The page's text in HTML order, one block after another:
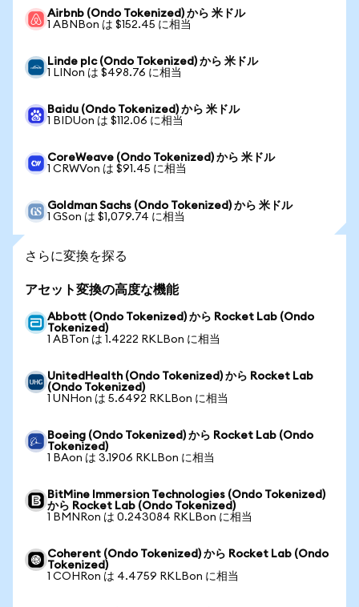
Airbnb (Ondo Tokenized) から 米ドル
1 ABNBon は $152.45 に相当
Linde plc (Ondo Tokenized) から 米ドル
1 LINon は $498.76 に相当
Baidu (Ondo Tokenized) から 米ドル
1 BIDUon は $112.06 に相当
CoreWeave (Ondo Tokenized) から 米ドル
1 CRWVon は $91.45 に相当
Goldman Sachs (Ondo Tokenized) から 米ドル
1 GSon は $1,079.74 に相当
さらに変換を探る
アセット変換の高度な機能
Abbott (Ondo Tokenized) から Rocket Lab (Ondo
Tokenized)
1 ABTon は 1.4222 RKLBon に相当
UnitedHealth (Ondo Tokenized) から Rocket Lab
(Ondo Tokenized)
1 UNHon は 5.6492 RKLBon に相当
Boeing (Ondo Tokenized) から Rocket Lab (Ondo
Tokenized)
1 BAon は 3.1906 RKLBon に相当
BitMine Immersion Technologies (Ondo Tokenized)
から Rocket Lab (Ondo Tokenized)
1 BMNRon は 0.243084 RKLBon に相当
Coherent (Ondo Tokenized) から Rocket Lab (Ondo
Tokenized)
1 COHRon は 4.4759 RKLBon に相当